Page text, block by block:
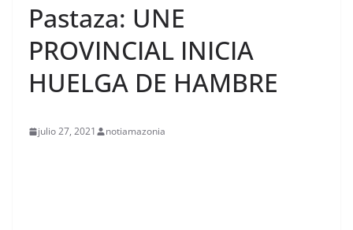
Pastaza: UNE
PROVINCIAL INICIA
HUELGA DE HAMBRE
julio 27, 2021 notiamazonia